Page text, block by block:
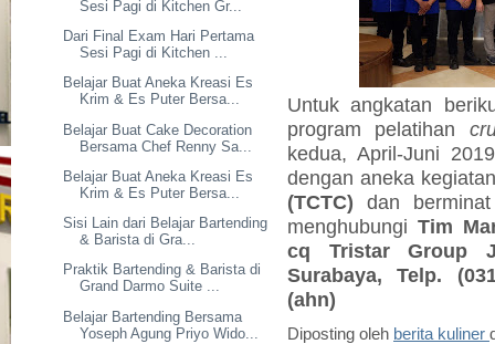
Sesi Pagi di Kitchen Gr...
Dari Final Exam Hari Pertama
Sesi Pagi di Kitchen ...
Belajar Buat Aneka Kreasi Es
Krim & Es Puter Bersa...
Belajar Buat Cake Decoration
Bersama Chef Renny Sa...
Belajar Buat Aneka Kreasi Es
Krim & Es Puter Bersa...
Sisi Lain dari Belajar Bartending
& Barista di Gra...
Praktik Bartending & Barista di
Grand Darmo Suite ...
Belajar Bartending Bersama
Yoseph Agung Priyo Wido...
Untuk angkatan
program pelatihan
kedua, April-Juni
dengan aneka
(TCTC)dan
menghubungi Tim
cq Tristar Group
Surabaya, Telp.
(ahn)
Diposting oleh berita kuliner